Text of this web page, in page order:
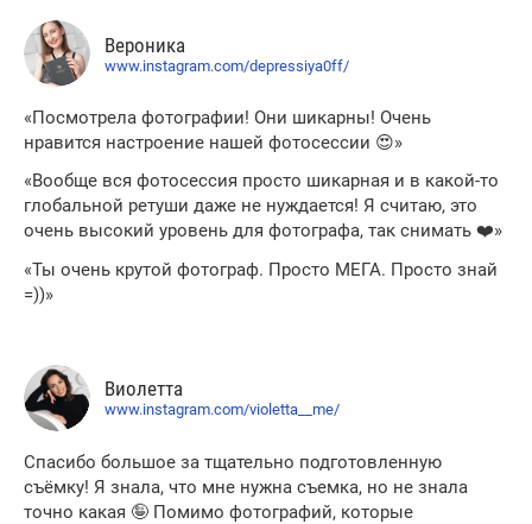
Вероника
www.instagram.com/depressiya0ff/
«Посмотрела фотографии! Они шикарны! Очень
нравится настроение нашей фотосессии 😍»
«Вообще вся фотосессия просто шикарная и в какой-то
глобальной ретуши даже не нуждается! Я считаю, это
очень высокий уровень для фотографа, так снимать ❤️»
«Ты очень крутой фотограф. Просто МЕГА. Просто знай
=))»
Виолетта
www.instagram.com/violetta__me/
Спасибо большое за тщательно подготовленную
съёмку! Я знала, что мне нужна съемка, но не знала
точно какая 🤪 Помимо фотографий, которые